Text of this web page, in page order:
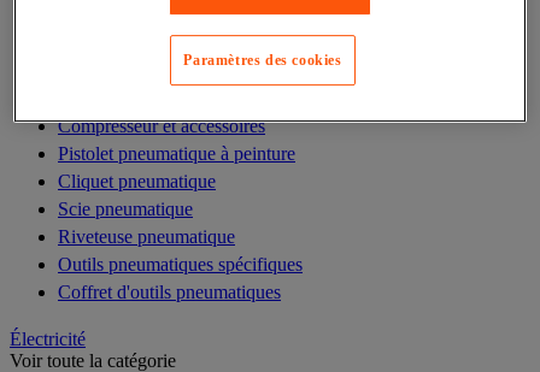
Clé à choc et perceuse pneumatique
Marteau pneumatique
Ponceuse pneumatique
Compresseur et accessoires
Pistolet pneumatique à peinture
Cliquet pneumatique
Scie pneumatique
Riveteuse pneumatique
Outils pneumatiques spécifiques
Coffret d'outils pneumatiques
Électricité
Voir toute la catégorie
Paramètres des cookies